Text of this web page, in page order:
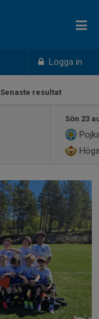
Logga in
Senaste resultat
Sön 23